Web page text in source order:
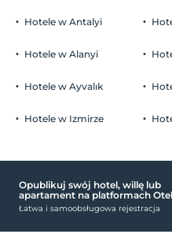
parking
łóżeczko dla dziecka
transport
Transfer lotniskowy
Dzieci)
1 dzieci w wieku poniżej 12
Hotele w Antalyi
Hotele w Alanyi
Hotele w Ayvalık
Hotele w Izmirze
Opublikuj swój hotel, willę lub
apartament na platformach
Łatwa i samoobsługowa rejestracja